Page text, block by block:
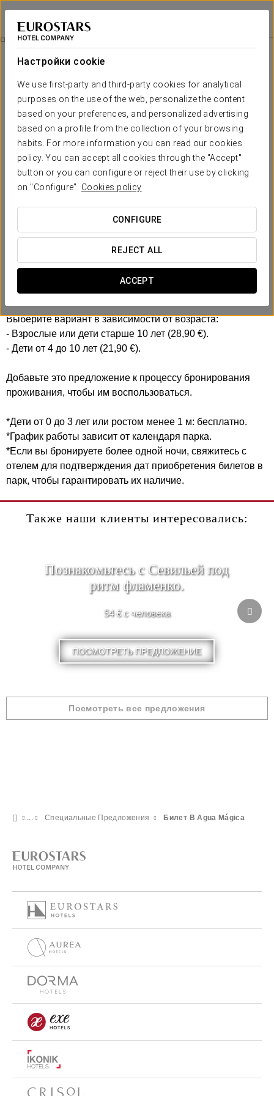
Настройки cookie
We use first-party and third-party cookies for analytical
purposes on the use of the web, personalize the content
based on your preferences, and personalized advertising
based on a profile from the collection of your browsing
habits. For more information you can read our cookies
policy. You can accept all cookies through the "Accept"
button or you can configure or reject their use by clicking
on "Configure". Cookies policy
CONFIGURE
REJECT ALL
ACCEPT
Exe Isla Cartuja
СЕВИЛЬЯ
Билет В Agua Mágica
От 21,90 €
Билет в Agua Mágica
Насладитесь прекрасным днём в тематическом парке
- Входной билет на 1 полный день в парк Agua Mágica.
Выберите вариант в зависимости от возраста:
- Взрослые или дети старше 10 лет (28,90 €).
- Дети от 4 до 10 лет (21,90 €).
Добавьте это предложение к процессу бронирования
проживания, чтобы им воспользоваться.
*Дети от 0 до 3 лет или ростом менее 1 м: бесплатно.
*График работы зависит от календаря парка.
*Если вы бронируете более одной ночи, свяжитесь с
отелем для подтверждения дат приобретения билетов в
парк, чтобы гарантировать их наличие.
Также наши клиенты интересовались:
Познакомьтесь с Севильей под
ритм фламенко.
54 € с человека
ПОСМОТРЕТЬ ПРЕДЛОЖЕНИЕ
Посмотреть все предложения
Специальные Предложения Билет В Agua Mágica